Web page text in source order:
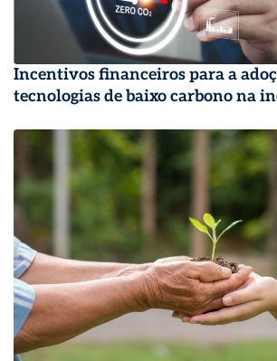
Incentivos financeiros para a
tecnologias de baixo carbono na